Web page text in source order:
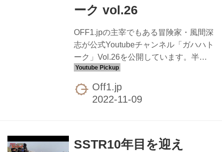
田から5時間半のフライトを経て、モン
ゴルの表玄関となる「チンギスハーン
新国際空港」（2021年完成）に降り立
つ。出迎えてくれたの...
ーク vol.26
OFF1.jpの主宰でもある冒険家・風間深
志が公式Youtubeチャンネル「ガハハト
ーク」Vol.26を公開しています。半年
間に渡り開催されてきた「にっぽん応
援ツーリング」のファイナルミーティ
ングの様子を見ることができます。
Off1.jp
SSTR10年目を迎え